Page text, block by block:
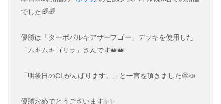
でした🌈🌈
優勝は「ターボパルキアサーフゴー」デッキを使用した
「ムキムキゴリラ」さんです👑👑
「明後日のCLがんばります。」と一言を頂きました🤩📣
優勝おめでとうございます✨✨